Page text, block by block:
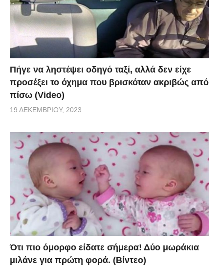
Πήγε να ληστέψει οδηγό ταξί, αλλά δεν είχε
προσέξει το όχημα που βρισκόταν ακριβώς από
πίσω (Video)
19 ΔΕΚΕΜΒΡΊΟΥ, 2023
Ότι πιο όμορφο είδατε σήμερα! Δύο μωράκια
μιλάνε για πρώτη φορά. (Βίντεο)